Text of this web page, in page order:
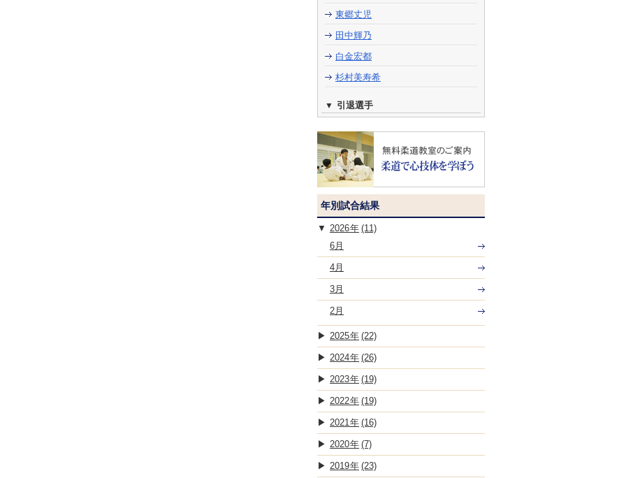
東郷丈児
田中輝乃
白金宏都
杉村美寿希
引退選手
年別試合結果
2026
(11)
6月
4月
3月
2月
2025 (22)
2024 (26)
2023 (19)
2022 (19)
2021 (16)
2020 (7)
2019 (23)